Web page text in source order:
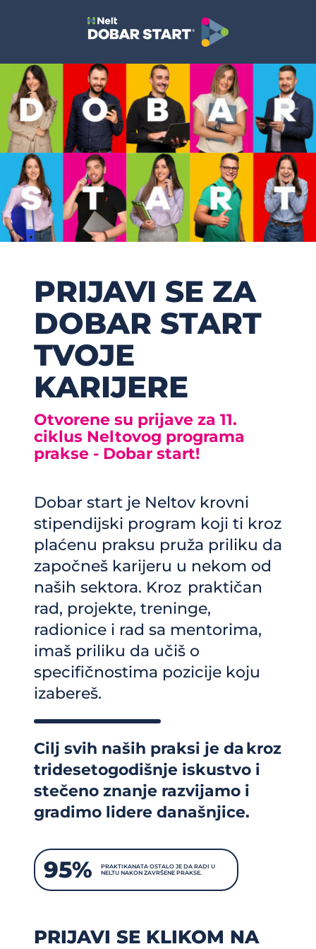
PRIJAVI SE ZA
DOBAR START
TVOJE
KARIJERE
Otvorene su prijave za 11.
ciklus Neltovog programa
prakse - Dobar start!
Dobar start je Neltov krovni
stipendijski program koji ti kroz
plaćenu praksu pruža priliku da
započneš karijeru u nekom od
naših sektora. Kroz praktičan
rad, projekte, treninge,
radionice i rad sa mentorima,
imaš priliku da učiš o
specifičnostima pozicije koju
izabereš.
Cilj svih naših praksi je da kroz
tridesetogodišnje iskustvo i
stečeno znanje razvijamo i
gradimo lidere današnjice.
95%
PRAKTIKANATA OSTALO JE DA RADI U
NELTU NAKON ZAVRŠENE PRAKSE.
PRIJAVI SE KLIKOM NA